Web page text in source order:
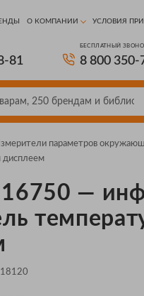
О КОМПАНИИ УСЛОВИЯ
81
БЕСПЛАТНЫЙ
8 800 350-
параметров
дисплеем
—